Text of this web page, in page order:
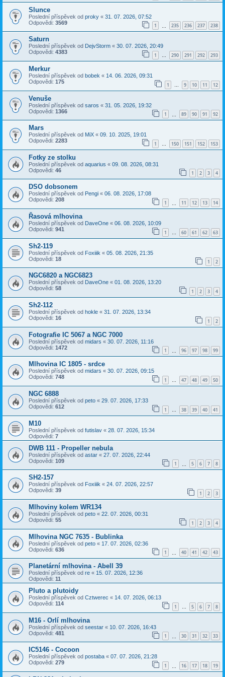
Slunce
Poslední příspěvek od proky « 31. 07. 2026, 07:52
Odpovědi: 3569 1 235 236 237 238
Saturn
Poslední příspěvek od DejvStorm « 30. 07. 2026, 20:49
Odpovědi: 4383 1 … 290 291 292 293
Merkur
Poslední příspěvek od bobek « 14. 06. 2026, 09:31
Odpovědi: 175 1 … 9 10 11 12
Venuše
Poslední příspěvek od saros « 31. 05. 2026, 19:32
Odpovědi: 1366 1 89 90 91 92
Mars
Poslední příspěvek od MiX « 09. 10. 2025, 19:01
Odpovědi: 2283 1 … 150 151 152 153
Fotky ze stolku
Poslední příspěvek od aquarius « 09. 08. 2026, 08:31
Odpovědi: 46 1 2 3 4
DSO dobsonem
Poslední příspěvek od Pengi « 06. 08. 2026, 17:08
Odpovědi: 208 1 11 12 13 14
Řasová mlhovina
Poslední příspěvek od DaveOne « 06. 08. 2026, 10:09
Odpovědi: 941 1 … 60 61 62 63
Sh2-119
Poslední příspěvek od Foxiiik « 05. 08. 2026, 21:35
Odpovědi: 18 1 2
NGC6820 a NGC6823
Poslední příspěvek od DaveOne « 01. 08. 2026, 13:20
Odpovědi: 58 1 2 3 4
Sh2-112
Poslední příspěvek od hokle « 31. 07. 2026, 13:34
Odpovědi: 16 1 2
Fotografie IC 5067 a NGC 7000
Poslední příspěvek od midars « 30. 07. 2026, 11:16
Odpovědi: 1472 1 96 97 98 99
Mlhovina IC 1805 - srdce
Poslední příspěvek od midars « 30. 07. 2026, 09:15
Odpovědi: 748 1 … 47 48 49 50
NGC 6888
Poslední příspěvek od peto « 29. 07. 2026, 17:33
Odpovědi: 612 1 … 38 39 40 41
M10
Poslední příspěvek od futislav « 28. 07. 2026, 15:34
Odpovědi: 7
DWB 111 - Propeller nebula
Poslední příspěvek od astar « 27. 07. 2026, 22:44
Odpovědi: 109 1 5 6 7 8
SH2-157
Poslední příspěvek od Foxiiik « 24. 07. 2026, 22:57
Odpovědi: 39 1 2 3
Mlhoviny kolem WR134
Poslední příspěvek od peto « 22. 07. 2026, 00:31
Odpovědi: 55 1 2 3 4
Mlhovina NGC 7635 - Bublinka
Poslední příspěvek od peto « 17. 07. 2026, 02:36
Odpovědi: 636 1 40 41 42 43
Planetární mlhovina - Abell 39
Poslední příspěvek od re « 15. 07. 2026, 12:36
Odpovědi: 11
Pluto a plutoidy
Poslední příspěvek od Cztwerec « 14. 07. 2026, 06:13
Odpovědi: 114 1 … 5 6 7 8
M16 - Orlí mlhovina
Poslední příspěvek od seestar « 10. 07. 2026, 16:43
Odpovědi: 481 1 30 31 32 33
IC5146 - Cocoon
Poslední příspěvek od postaba « 07. 07. 2026, 21:28
Odpovědi: 279 1 16 17 18 19